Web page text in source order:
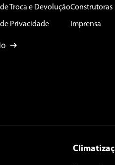
Endereço de email
Escreva uma avaliação
Troca e Devolução
Privacidade
Construtoras
Imprensa